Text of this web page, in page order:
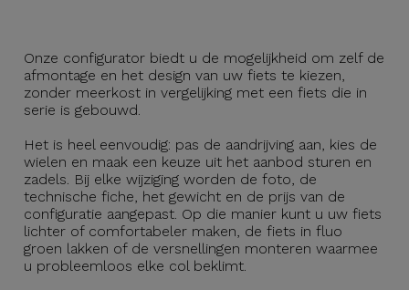
Onze configurator biedt u de mogelijkheid om zelf de
afmontage en het design van uw fiets te kiezen,
zonder meerkost in vergelijking met een fiets die in
serie is gebouwd.
Het is heel eenvoudig: pas de aandrijving aan, kies de
wielen en maak een keuze uit het aanbod sturen en
zadels. Bij elke wijziging worden de foto, de
technische fiche, het gewicht en de prijs van de
configuratie aangepast. Op die manier kunt u uw fiets
lichter of comfortabeler maken, de fiets in fluo
groen lakken of de versnellingen monteren waarmee
u probleemloos elke col beklimt.